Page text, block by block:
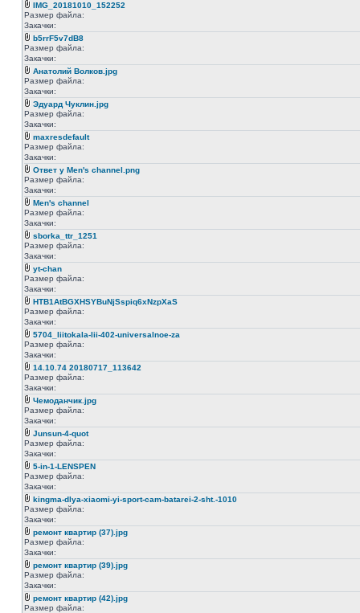
IMG_20181010_152252
Размер файла:
Закачки:
b5rrF5v7dB8
Размер файла:
Закачки:
Анатолий Волков.jpg
Размер файла:
Закачки:
Эдуард Чуклин.jpg
Размер файла:
Закачки:
maxresdefault
Размер файла:
Закачки:
Ответ у Men's channel.png
Размер файла:
Закачки:
Men's channel
Размер файла:
Закачки:
sborka_ttr_1251
Размер файла:
Закачки:
yt-chan
Размер файла:
Закачки:
HTB1AtBGXHSYBuNjSspiq6xNzpXaS
Размер файла:
Закачки:
5704_liitokala-lii-402-universalnoe-za
Размер файла:
Закачки:
14.10.74 20180717_113642
Размер файла:
Закачки:
Чемоданчик.jpg
Размер файла:
Закачки:
Junsun-4-quot
Размер файла:
Закачки:
5-in-1-LENSPEN
Размер файла:
Закачки:
kingma-dlya-xiaomi-yi-sport-cam-batarei-2-sht.-1010
Размер файла:
Закачки:
ремонт квартир (37).jpg
Размер файла:
Закачки:
ремонт квартир (39).jpg
Размер файла:
Закачки:
ремонт квартир (42).jpg
Размер файла: